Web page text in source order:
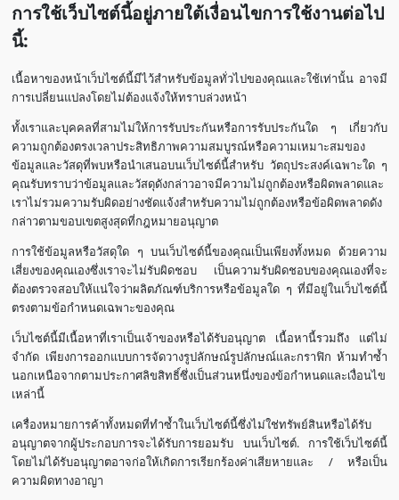
การใช้เว็บไซต์นี้อยู่ภายใต้เงื่อนไขการใช้งานต่อไป
นี้:
เนื้อหาของหน้าเว็บไซต์นี้มีไว้สำหรับข้อมูลทั่วไปของคุณและใช้เท่านั้น อาจมี
การเปลี่ยนแปลงโดยไม่ต้องแจ้งให้ทราบล่วงหน้า
ทั้งเราและบุคคลที่สามไม่ให้การรับประกันหรือการรับประกันใด ๆ เกี่ยวกับ
ความถูกต้องตรงเวลาประสิทธิภาพความสมบูรณ์หรือความเหมาะสมของ
ข้อมูลและวัสดุที่พบหรือนำเสนอบนเว็บไซต์นี้สำหรับ วัตถุประสงค์เฉพาะใด ๆ
คุณรับทราบว่าข้อมูลและวัสดุดังกล่าวอาจมีความไม่ถูกต้องหรือผิดพลาดและ
เราไม่รวมความรับผิดอย่างชัดแจ้งสำหรับความไม่ถูกต้องหรือข้อผิดพลาดดัง
กล่าวตามขอบเขตสูงสุดที่กฎหมายอนุญาต
การใช้ข้อมูลหรือวัสดุใด ๆ บนเว็บไซต์นี้ของคุณเป็นเพียงทั้งหมด ด้วยความ
เสี่ยงของคุณเองซึ่งเราจะไม่รับผิดชอบ เป็นความรับผิดชอบของคุณเองที่จะ
ต้องตรวจสอบให้แน่ใจว่าผลิตภัณฑ์บริการหรือข้อมูลใด ๆ ที่มีอยู่ในเว็บไซต์นี้
ตรงตามข้อกำหนดเฉพาะของคุณ
เว็บไซต์นี้มีเนื้อหาที่เราเป็นเจ้าของหรือได้รับอนุญาต เนื้อหานี้รวมถึง แต่ไม่
จำกัด เพียงการออกแบบการจัดวางรูปลักษณ์รูปลักษณ์และกราฟิก ห้ามทำซ้ำ
นอกเหนือจากตามประกาศลิขสิทธิ์ซึ่งเป็นส่วนหนึ่งของข้อกำหนดและเงื่อนไข
เหล่านี้
เครื่องหมายการค้าทั้งหมดที่ทำซ้ำในเว็บไซต์นี้ซึ่งไม่ใช่ทรัพย์สินหรือได้รับ
อนุญาตจากผู้ประกอบการจะได้รับการยอมรับ บนเว็บไซต์. การใช้เว็บไซต์นี้
โดยไม่ได้รับอนุญาตอาจก่อให้เกิดการเรียกร้องค่าเสียหายและ / หรือเป็น
ความผิดทางอาญา